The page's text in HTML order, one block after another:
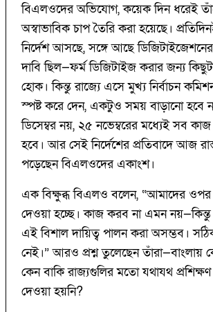
বিএলওদের অভিযোগ, কয়েক দিন ধরেই
অস্বাভাবিক চাপ তৈরি করা হয়েছে।
নির্দেশ আসছে, সঙ্গে আছে
দাবি ছিল—ফর্ম ডিজিটাইজ করার জন্য
হোক। কিন্তু রাজ্যে এসে মুখ্য নির্বাচন
স্পষ্ট করে দেন, একটুও সময় বাড়ানো হবে
ডিসেম্বর নয়, ২৫ নভেম্বরের মধ্যেই সব
হবে। আর সেই নির্দেশের প্রতিবাদে আজ
পড়েছেন বিএলওদের একাংশ।
এক বিক্ষুব্ধ বিএলও বলেন, “আমাদের
দেওয়া হচ্ছে। কাজ করব না এমন
এই বিশাল দায়িত্ব পালন করা অসম্ভব।
নেই।” আরও প্রশ্ন তুলেছেন
কেন বাকি রাজ্যগুলির মতো যথাযথ
দেওয়া হয়নি?